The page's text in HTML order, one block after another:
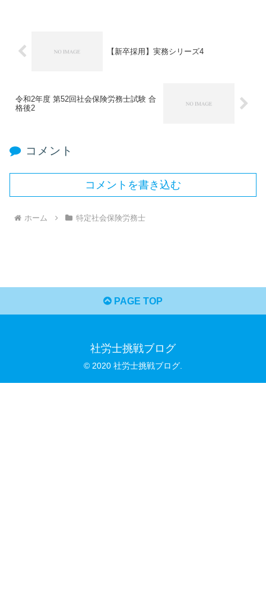
【新卒採用】実務シリーズ4
令和2年度 第52回社会保険労務士試験 合
格後2
コメント
コメントを書き込む
ホーム 特定社会保険労務士
PAGE TOP
社労士挑戦ブログ
© 2020 社労士挑戦ブログ.